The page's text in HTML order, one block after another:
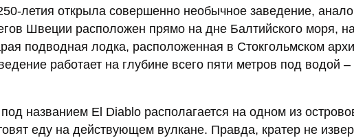
летия открыла совершенно необычное заведение,
Швеции расположен прямо на дне Балтийского моря,
подводная лодка, расположенная в Стокгольмском
работает на глубине всего пяти метров под водой –
названием El Diablo располагается на одном из
еду на действующем вулкане. Правда, кратер не